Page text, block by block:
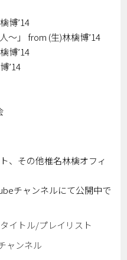
博’14
～」 from (生)林檎博’14
博’14
’14
、その他椎名林檎オフィ
チャンネルにて公開中で
イトル/プレイリスト
ャンネル